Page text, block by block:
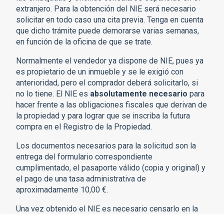
extranjero. Para la obtención del NIE será necesario
solicitar en todo caso una cita previa. Tenga en cuenta
que dicho trámite puede demorarse varias semanas,
en función de la oficina de que se trate.
Normalmente el vendedor ya dispone de NIE, pues ya
es propietario de un inmueble y se le exigió con
anterioridad, pero el comprador deberá solicitarlo, si
no lo tiene. El NIE es absolutamente necesario para
hacer frente a las obligaciones fiscales que derivan de
la propiedad y para lograr que se inscriba la futura
compra en el Registro de la Propiedad.
Los documentos necesarios para la solicitud son la
entrega del formulario correspondiente
cumplimentado, el pasaporte válido (copia y original) y
el pago de una tasa administrativa de
aproximadamente 10,00 €.
Una vez obtenido el NIE es necesario censarlo en la